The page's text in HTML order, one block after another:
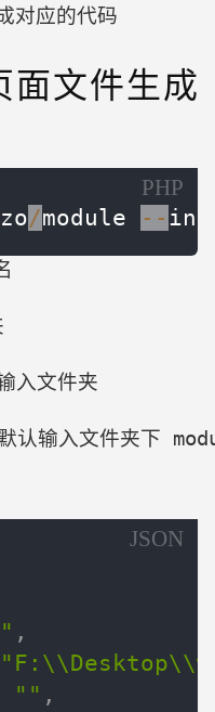
成对应的代码
面文件生成
PHP
/module --
入文件夹
输入文件夹下
JSON
,
"" ,